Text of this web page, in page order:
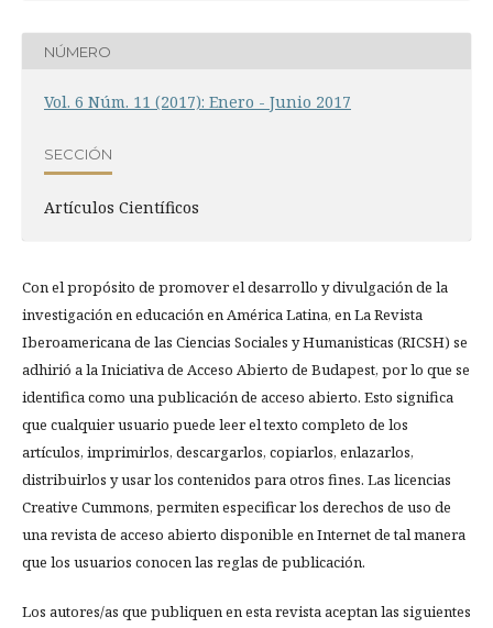
NÚMERO
Vol. 6 Núm. 11 (2017): Enero - Junio 2017
SECCIÓN
Artí­culos Científicos
Con el propósito de promover el desarrollo y divulgación de la
investigación en educación en América Latina, en La Revista
Iberoamericana de las Ciencias Sociales y Humanisticas (RICSH) se
adhirió a la Iniciativa de Acceso Abierto de Budapest, por lo que se
identifica como una publicación de acceso abierto. Esto significa
que cualquier usuario puede leer el texto completo de los
artículos, imprimirlos, descargarlos, copiarlos, enlazarlos,
distribuirlos y usar los contenidos para otros fines. Las licencias
Creative Cummons, permiten especificar los derechos de uso de
una revista de acceso abierto disponible en Internet de tal manera
que los usuarios conocen las reglas de publicación.
Los autores/as que publiquen en esta revista aceptan las siguientes